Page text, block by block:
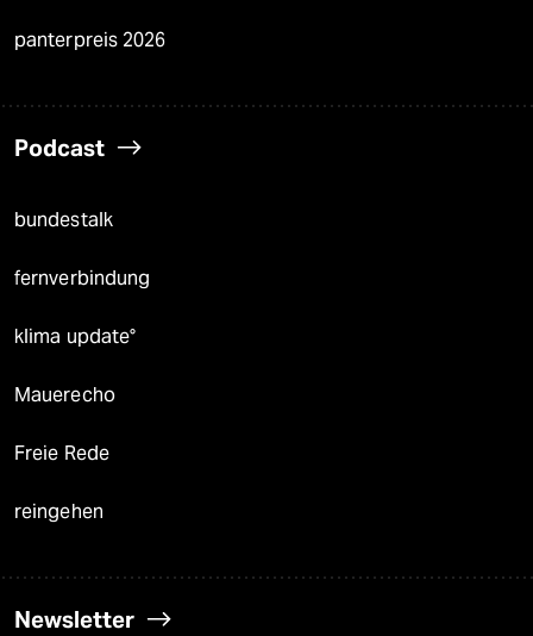
panterpreis 2026
Podcast
bundestalk
fernverbindung
klima update°
Mauerecho
Freie Rede
reingehen
Newsletter